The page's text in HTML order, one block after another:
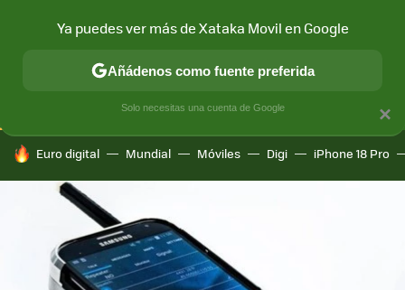
CONECTIVIDAD MÓVIL Y SOCIEDAD APLICACIONES
HOY SE HABLA DE
Euro digital Mundial Móviles Digi iPhone 18 Pro
×
Ya puedes ver más de Xataka Movil en Google
Añádenos como fuente preferida
Solo necesitas una cuenta de Google